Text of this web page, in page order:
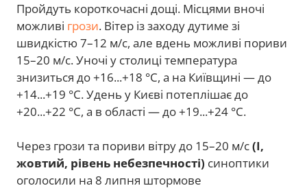
Пройдуть короткочасні дощі. Місцями вночі
можливі грози. Вітер із заходу дутиме зі
швидкістю 7–12 м/с, але вдень можливі пориви
15–20 м/с. Уночі у столиці температура
знизиться до +16...+18 °С, а на Київщині — до
+14...+19 °С. Удень у Києві потеплішає до
+20...+22 °С, а в області — до +19...+24 °С.
Через грози та пориви вітру до 15–20 м/с(I,
жовтий, рівень небезпечності) синоптики
оголосили на 8 липня штормове